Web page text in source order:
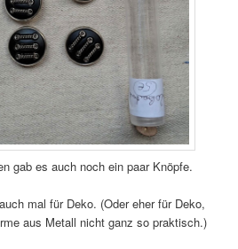
gab es auch noch ein paar Knöpfe.
mal für Deko. (Oder eher für Deko,
aus Metall nicht ganz so praktisch.)